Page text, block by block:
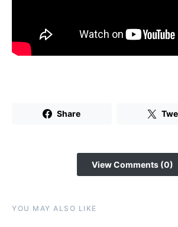
Share
View Comments (0)
YOU MAY ALSO LIKE